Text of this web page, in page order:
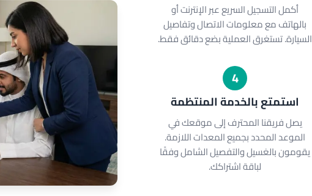
أكمل التسجيل السريع عبر الإنترنت أو
بالهاتف مع معلومات الاتصال وتفاصيل
السيارة. تستغرق العملية بضع دقائق فقط.
4
استمتع بالخدمة المنتظمة
يصل فريقنا المحترف إلى موقعك في
الموعد المحدد بجميع المعدات اللازمة.
يقومون بالغسيل والتفصيل الشامل وفقًا
لباقة اشتراكك.